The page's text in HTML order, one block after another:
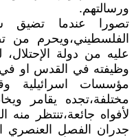
ورسالتهم.
تصورا عندما تضيق
الفلسطيني،ويحرم من
عليه من دولة
مؤسسات اسرائيلية
مختلفة،تجده يقامر
لأفواه جائعة،تنتظر